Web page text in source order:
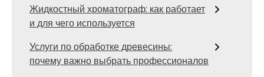
Жидкостный хроматограф: как работает
и для чего используется
Услуги по обработке древесины:
почему важно выбрать профессионалов